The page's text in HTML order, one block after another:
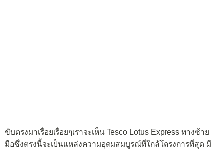
ขับตรงมาเรื่อยเรื่อยๆเราจะเห็น Tesco Lotus Express ทางซ้าย
มือซึ่งตรงนี้จะเป็นแหล่งความอุดมสมบูรณ์ที่ใกล้โครงการที่สุด มี